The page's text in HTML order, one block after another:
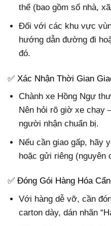
thể (bao gồm số nhà,
Đối với các khu vực
hướng dẫn đường đi
đó.
✅ Xác Nhận Thời Gian
Chành xe Hồng Ngự
Nên hỏi rõ giờ xe chạy
người nhận chuẩn bị.
Nếu cần giao gấp, hãy
hoặc gửi riêng (nguyên
✅ Đóng Gói Hàng Hóa
Với hàng dễ vỡ, cần
carton dày, dán nhãn